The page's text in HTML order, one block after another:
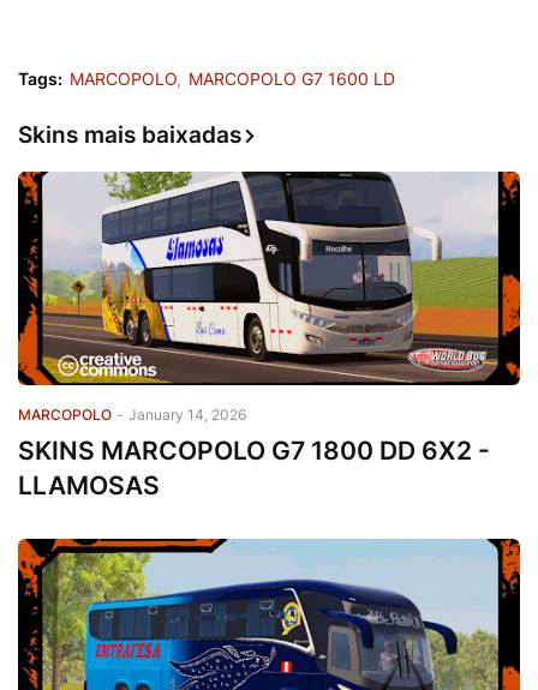
Tags: MARCOPOLO MARCOPOLO G7 1600 LD
Skins mais baixadas
MARCOPOLO - January 14, 2026
SKINS MARCOPOLO G7 1800 DD 6X2 -
LLAMOSAS